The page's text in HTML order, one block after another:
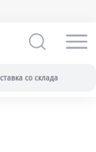
со склада